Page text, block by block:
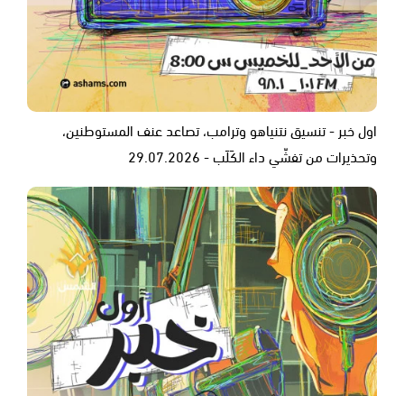
اول خبر - تنسيق نتنياهو وترامب، تصاعد عنف المستوطنين،
وتحذيرات من تفشّي داء الكَلَب - 29.07.2026